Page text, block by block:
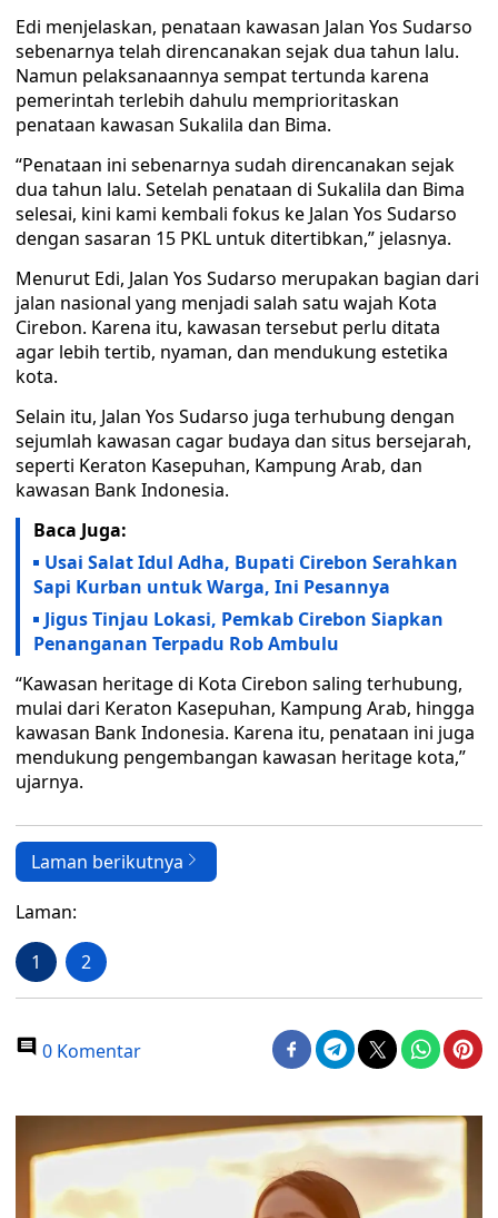
Edi menjelaskan, penataan kawasan Jalan Yos Sudarso
sebenarnya telah direncanakan sejak dua tahun lalu.
Namun pelaksanaannya sempat tertunda karena
pemerintah terlebih dahulu memprioritaskan
penataan kawasan Sukalila dan Bima.
“Penataan ini sebenarnya sudah direncanakan sejak
dua tahun lalu. Setelah penataan di Sukalila dan Bima
selesai, kini kami kembali fokus ke Jalan Yos Sudarso
dengan sasaran 15 PKL untuk ditertibkan,” jelasnya.
Menurut Edi, Jalan Yos Sudarso merupakan bagian dari
jalan nasional yang menjadi salah satu wajah Kota
Cirebon. Karena itu, kawasan tersebut perlu ditata
agar lebih tertib, nyaman, dan mendukung estetika
kota.
Selain itu, Jalan Yos Sudarso juga terhubung dengan
sejumlah kawasan cagar budaya dan situs bersejarah,
seperti Keraton Kasepuhan, Kampung Arab, dan
kawasan Bank Indonesia.
Baca Juga:
Usai Salat Idul Adha, Bupati Cirebon Serahkan
Sapi Kurban untuk Warga, Ini Pesannya
Jigus Tinjau Lokasi, Pemkab Cirebon Siapkan
Penanganan Terpadu Rob Ambulu
“Kawasan heritage di Kota Cirebon saling terhubung,
mulai dari Keraton Kasepuhan, Kampung Arab, hingga
kawasan Bank Indonesia. Karena itu, penataan ini juga
mendukung pengembangan kawasan heritage kota,”
ujarnya.
Laman berikutnya
Laman:
1 2
0 Komentar